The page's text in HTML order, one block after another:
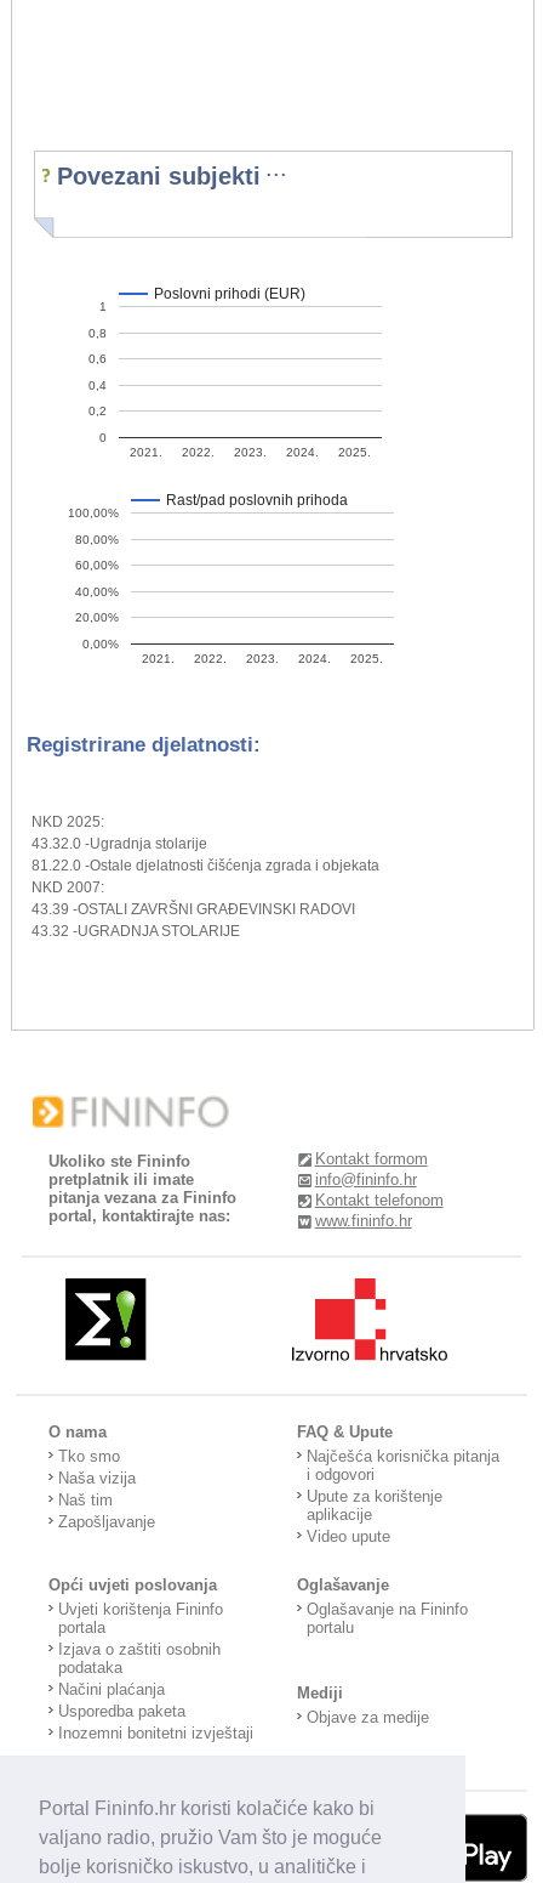
Portal Fininfo.hr koristi kolačiće kako bi
valjano radio, pružio Vam što je moguće
bolje korisničko iskustvo, u analitičke i
Povezani subjekti ...
Poslovni prihodi (EUR)
2021. 2022. 2023. 2024. 2025.
0
0,2
0,4
0,6
0,8
1
Rast/pad poslovnih prihoda
2021. 2022. 2023. 2024. 2025.
0,00%
20,00%
40,00%
60,00%
80,00%
100,00%
Registrirane djelatnosti:
NKD 2025:
43.32.0 -Ugradnja stolarije
81.22.0 -Ostale djelatnosti čišćenja zgrada i objekata
NKD 2007:
43.39 -OSTALI ZAVRŠNI GRAĐEVINSKI RADOVI
43.32 -UGRADNJA STOLARIJE
Ukoliko ste Fininfo
pretplatnik ili imate
pitanja vezana za Fininfo
portal, kontaktirajte nas:
Kontakt formom
info@fininfo.hr
Kontakt telefonom
www.fininfo.hr
O nama
Tko smo
Naša vizija
Naš tim
Zapošljavanje
FAQ & Upute
Najčešća korisnička pitanja
i odgovori
Upute za korištenje
aplikacije
Video upute
Opći uvjeti poslovanja
Uvjeti korištenja Fininfo
portala
Izjava o zaštiti osobnih
podataka
Načini plaćanja
Usporedba paketa
Inozemni bonitetni izvještaji
Oglašavanje
Oglašavanje na Fininfo
portalu
Mediji
Objave za medije